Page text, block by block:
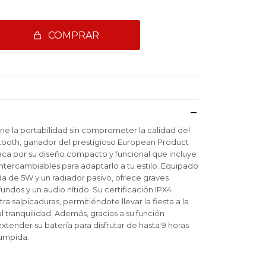
COMPRAR
la portabilidad sin comprometer la calidad del
ganador del prestigioso European Product
por su diseño compacto y funcional que incluye
para adaptarlo a tu estilo. Equipado
de 5W y un radiador pasivo, ofrece graves
y un audio nítido. Su certificación IPX4
salpicaduras, permitiéndote llevar la fiesta a la
tranquilidad. Además, gracias a su función
su batería para disfrutar de hasta 9 horas